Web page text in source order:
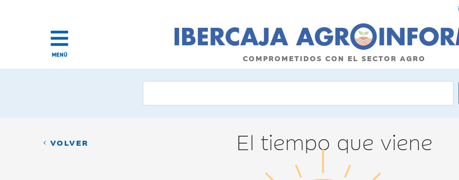
MENÚ COMPROMETIDOS CON EL SECTOR AGRO
VOLVER El tiempo que viene